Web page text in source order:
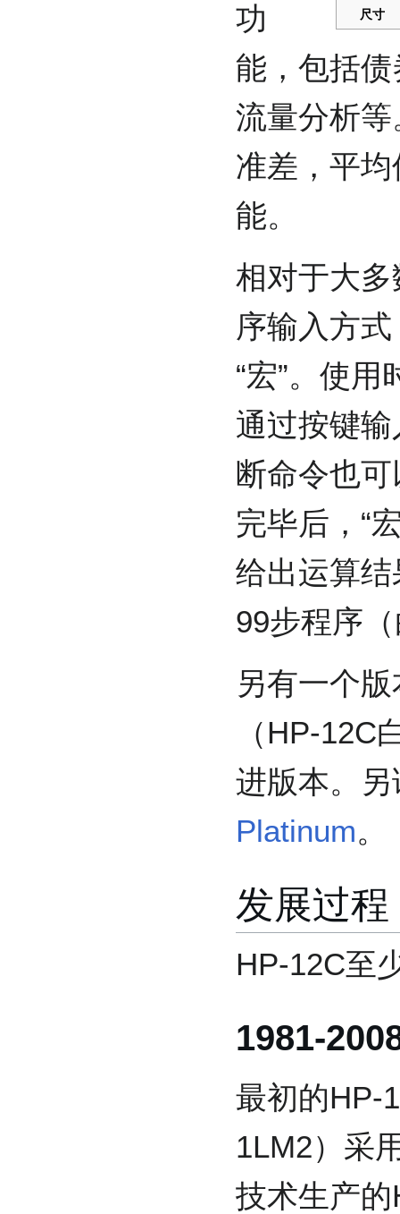
尺寸
功
能，包括
流量分析
准差，平
能。
相对于大
序输入方
“宏”。使
通过按键
断命令也可
完毕后，“
给出运算
99步程序
另有一个
（HP-12C
进版本。
Platinum。
发展过程
HP-12C至
1981-
最初的HP-
1LM2）采
技术生产